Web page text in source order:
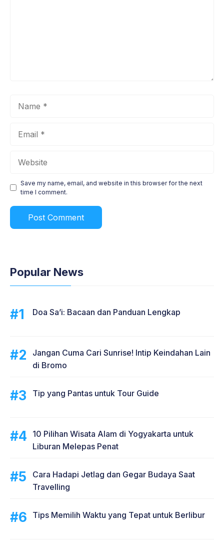
Save my name, email, and website in this browser for the next
time I comment.
Popular News
Doa Sa’i: Bacaan dan Panduan Lengkap
Jangan Cuma Cari Sunrise! Intip Keindahan Lain
di Bromo
Tip yang Pantas untuk Tour Guide
10 Pilihan Wisata Alam di Yogyakarta untuk
Liburan Melepas Penat
Cara Hadapi Jetlag dan Gegar Budaya Saat
Travelling
Tips Memilih Waktu yang Tepat untuk Berlibur